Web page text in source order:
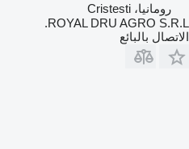
رومانيا، Cristesti
ROYAL DRU AGRO S.R.L.
الاتصال بالبائع